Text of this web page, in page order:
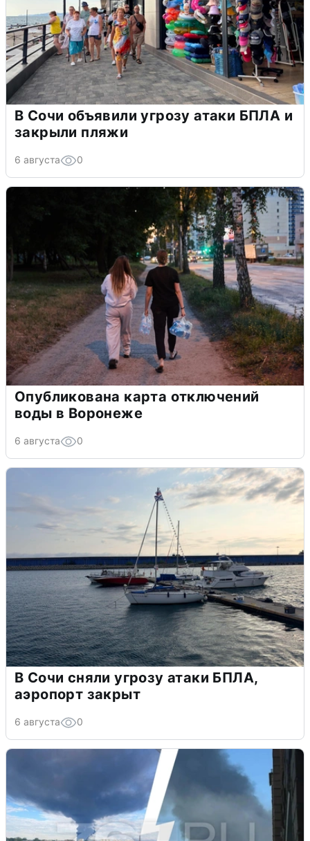
В Сочи объявили угрозу атаки БПЛА и
закрыли пляжи
6 августа 0
Опубликована карта отключений
воды в Воронеже
6 августа 0
В Сочи сняли угрозу атаки БПЛА,
аэропорт закрыт
6 августа 0